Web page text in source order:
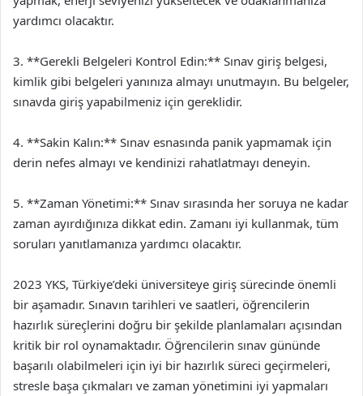
yardımcı olacaktır.
3. **Gerekli Belgeleri Kontrol Edin:** Sınav giriş belgesi,
kimlik gibi belgeleri yanınıza almayı unutmayın. Bu belgeler,
sınavda giriş yapabilmeniz için gereklidir.
4. **Sakin Kalın:** Sınav esnasında panik yapmamak için
derin nefes almayı ve kendinizi rahatlatmayı deneyin.
5. **Zaman Yönetimi:** Sınav sırasında her soruya ne kadar
zaman ayırdığınıza dikkat edin. Zamanı iyi kullanmak, tüm
soruları yanıtlamanıza yardımcı olacaktır.
2023 YKS, Türkiye’deki üniversiteye giriş sürecinde önemli
bir aşamadır. Sınavın tarihleri ve saatleri, öğrencilerin
hazırlık süreçlerini doğru bir şekilde planlamaları açısından
kritik bir rol oynamaktadır. Öğrencilerin sınav gününde
başarılı olabilmeleri için iyi bir hazırlık süreci geçirmeleri,
stresle başa çıkmaları ve zaman yönetimini iyi yapmaları